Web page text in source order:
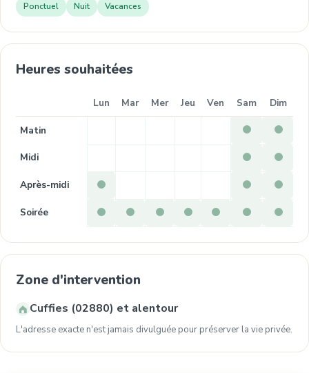
Ponctuel Nuit Vacances
Heures souhaitées
Lun Mar Mer Jeu Ven Sam Dim
Matin
Midi
Après-midi
Soirée
Zone d'intervention
Cuffies (02880) et alentour
L'adresse exacte n'est jamais divulguée pour préserver la vie privée.